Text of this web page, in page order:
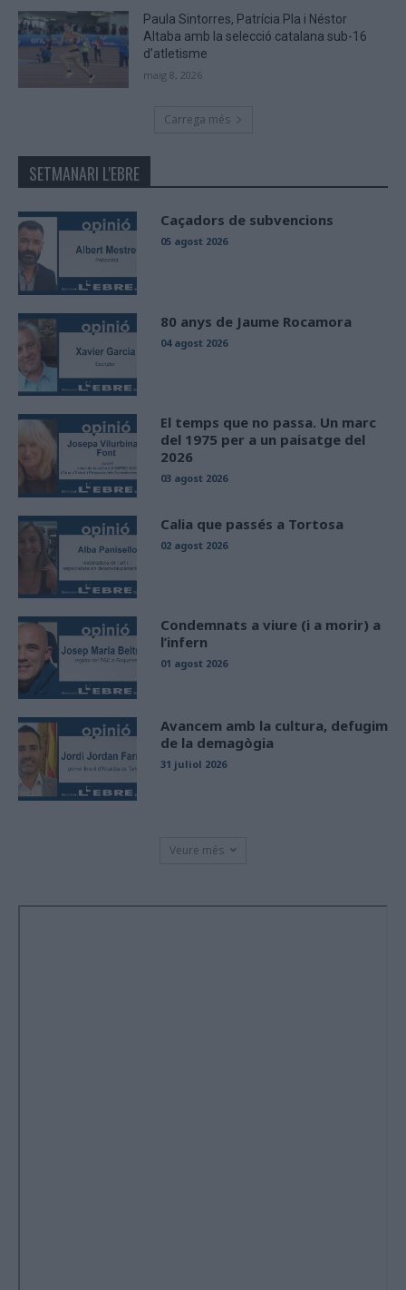
Paula Sintorres, Patrícia Pla i Néstor
Altaba amb la selecció catalana sub-16
d’atletisme
maig 8, 2026
Carrega més
SETMANARI L'EBRE
Caçadors de subvencions
05 agost 2026
80 anys de Jaume Rocamora
04 agost 2026
El temps que no passa. Un marc
del 1975 per a un paisatge del
2026
03 agost 2026
Calia que passés a Tortosa
02 agost 2026
Condemnats a viure (i a morir) a
l’infern
01 agost 2026
Avancem amb la cultura, defugim
de la demagògia
31 juliol 2026
Veure més